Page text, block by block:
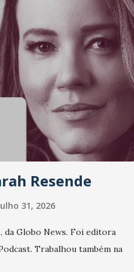
Resende
31, 2026
da Globo News. Foi editora
Trabalhou também na